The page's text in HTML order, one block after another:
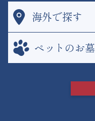
海外で探す
ペットのお墓